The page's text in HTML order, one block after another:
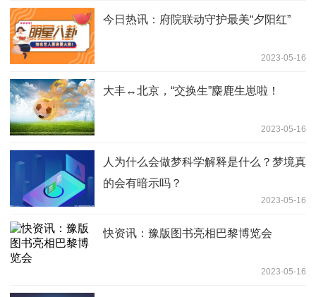
今日热讯：府院联动守护最美“夕阳红”
2023-05-16
大丰↔北京，“交换生”麋鹿生崽啦！
2023-05-16
人为什么会做梦科学解释是什么？梦境真
的会有暗示吗？
2023-05-16
快资讯：豫版图书亮相巴黎博览会
2023-05-16